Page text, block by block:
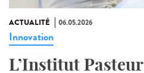
ACTUALITÉ 06.05.2026
Innovation
L’Institut